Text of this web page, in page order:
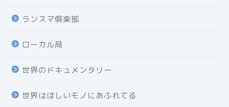
ランスマ倶楽部
ローカル局
世界のドキュメンタリー
世界はほしいモノにあふれてる